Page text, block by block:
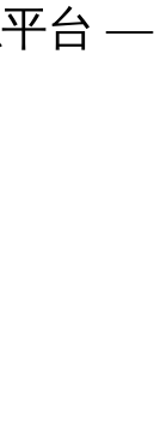
平台